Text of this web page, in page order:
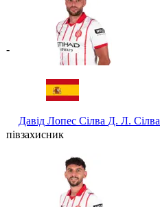
-
Давід Лопес Сілва Д. Л. Сілва
півзахисник